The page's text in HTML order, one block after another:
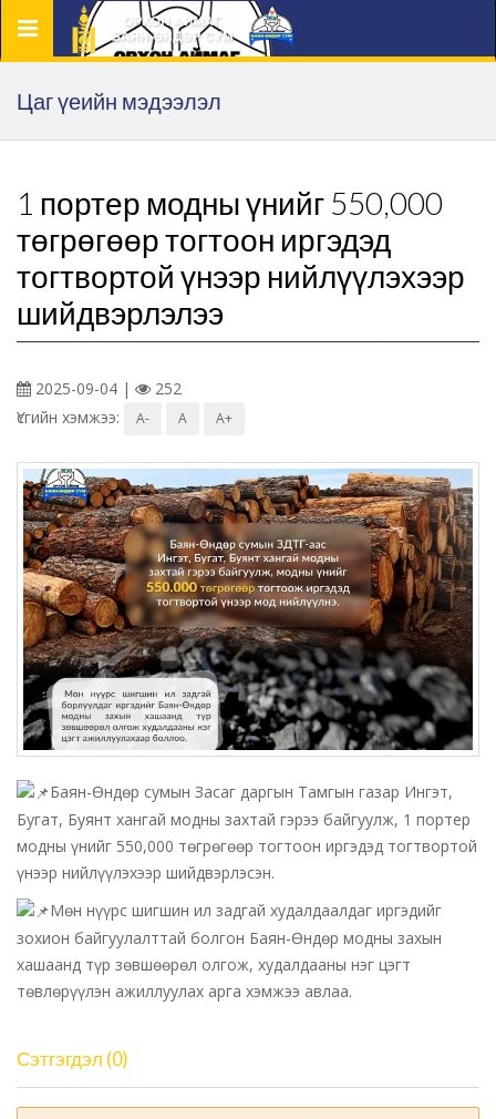
Цэс
Цаг үеийн мэдээлэл
1 портер модны үнийг 550,000
төгрөгөөр тогтоон иргэдэд
тогтвортой үнээр нийлүүлэхээр
шийдвэрлэлээ
2025-09-04 |
252
Үсгийн хэмжээ:
A- A A+
Баян-Өндөр сумын Засаг даргын Тамгын газар Ингэт,
Бугат, Буянт хангай модны захтай гэрээ байгуулж, 1 портер
модны үнийг 550,000 төгрөгөөр тогтоон иргэдэд тогтвортой
үнээр нийлүүлэхээр шийдвэрлэсэн.
Мөн нүүрс шигшин ил задгай худалдаалдаг иргэдийг
зохион байгуулалттай болгон Баян-Өндөр модны захын
хашаанд түр зөвшөөрөл олгож, худалдааны нэг цэгт
төвлөрүүлэн ажиллуулах арга хэмжээ авлаа.
Сэтгэгдэл (0)